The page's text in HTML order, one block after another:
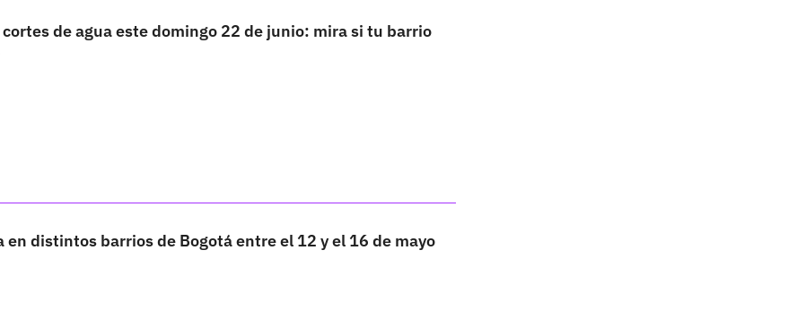
de agua este domingo 22 de junio: mira si tu barrio
en distintos barrios de Bogotá entre el 12 y el 16 de mayo